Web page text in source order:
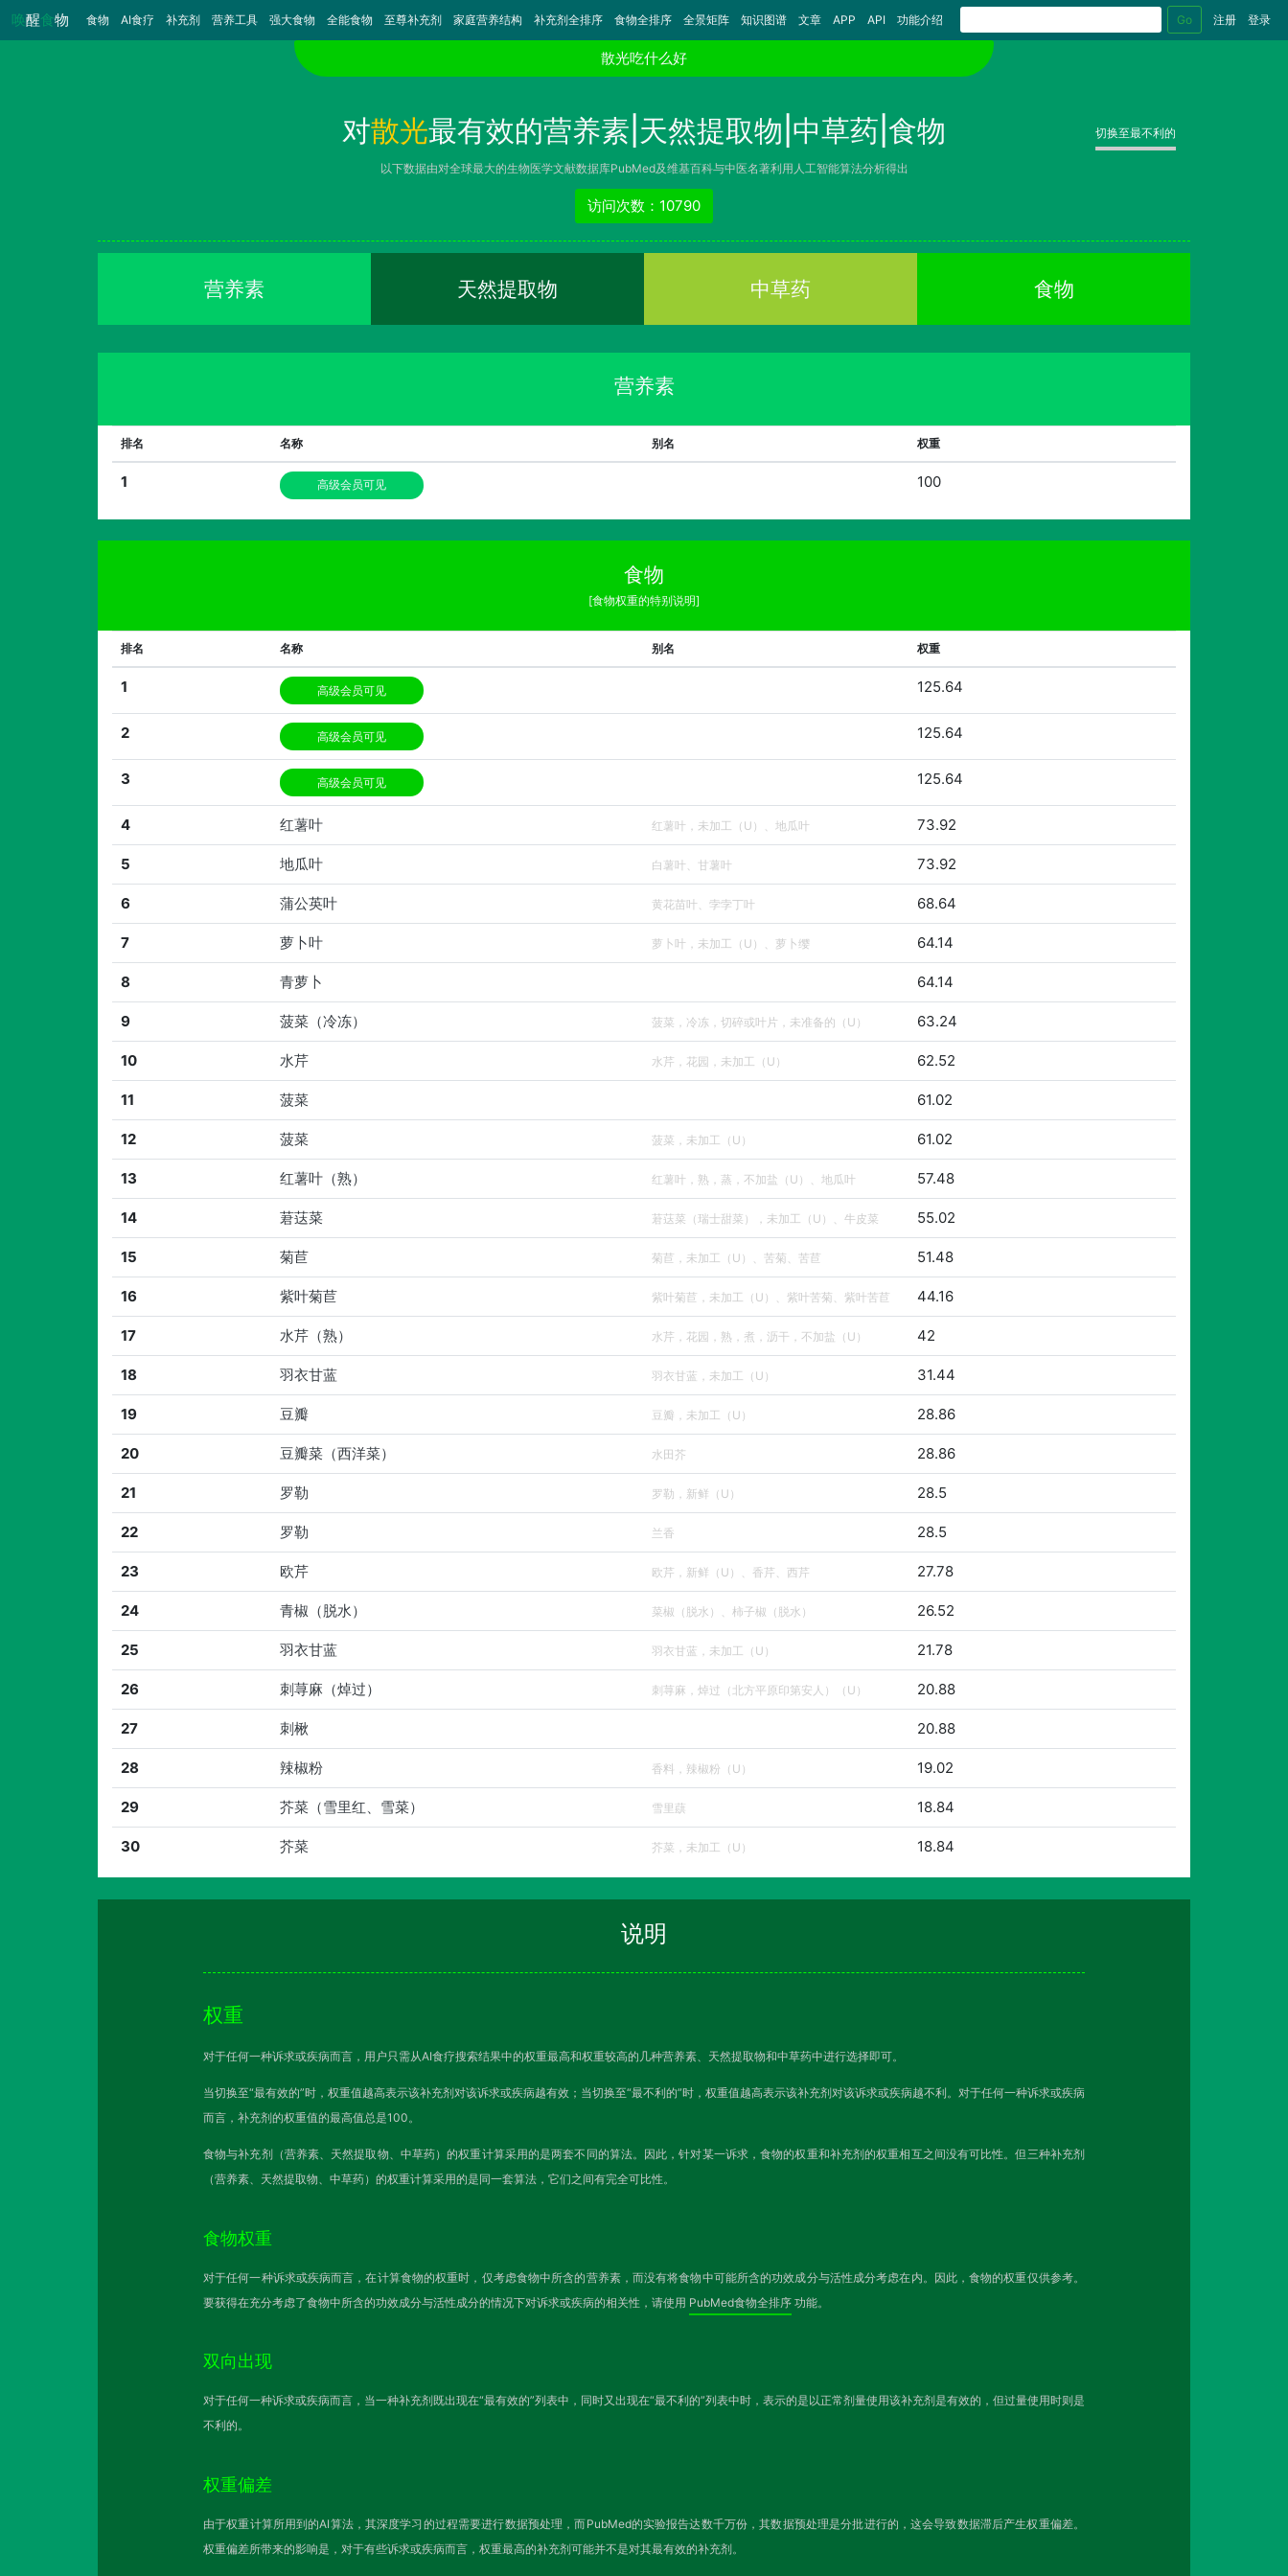
唤醒食物 食物 （当前）
AI食疗 补充剂 营养工具 强大食物 全能食物 至尊补充剂 家庭营养结构 补充剂全排序 食物全排序 全景矩阵 知识图谱 文章 APP API 功能介绍 Go 注册 登录
散光吃什么好
对散光最有效的营养素|天然提取物|中草药|食物 切换至最不利的
以下数据由对全球最大的生物医学文献数据库PubMed及维基百科与中医名著利用人工智能算法分析得出
访问次数：10790
营养素 天然提取物 中草药 食物
营养素
排名 名称 别名 权重
1 高级会员可见 100
食物
[食物权重的特别说明]
排名 名称 别名 权重
1 高级会员可见 125.64
2 高级会员可见 125.64
3 高级会员可见 125.64
4 红薯叶 红薯叶，未加工（U）、地瓜叶 73.92
5 地瓜叶 白薯叶、甘薯叶 73.92
6 蒲公英叶 黄花苗叶、孛孛丁叶 68.64
7 萝卜叶 萝卜叶，未加工（U）、萝卜缨 64.14
8 青萝卜 64.14
9 菠菜（冷冻） 菠菜，冷冻，切碎或叶片，未准备的（U） 63.24
10 水芹 水芹，花园，未加工（U） 62.52
11 菠菜 61.02
12 菠菜 菠菜，未加工（U） 61.02
13 红薯叶（熟） 红薯叶，熟，蒸，不加盐（U）、地瓜叶 57.48
14 莙荙菜 莙荙菜（瑞士甜菜），未加工（U）、牛皮菜 55.02
15 菊苣 菊苣，未加工（U）、苦菊、苦苣 51.48
16 紫叶菊苣 紫叶菊苣，未加工（U）、紫叶苦菊、紫叶苦苣 44.16
17 水芹（熟） 水芹，花园，熟，煮，沥干，不加盐（U） 42
18 羽衣甘蓝 羽衣甘蓝，未加工（U） 31.44
19 豆瓣 豆瓣，未加工（U） 28.86
20 豆瓣菜（西洋菜） 水田芥 28.86
21 罗勒 罗勒，新鲜（U） 28.5
22 罗勒 兰香 28.5
23 欧芹 欧芹，新鲜（U）、香芹、西芹 27.78
24 青椒（脱水） 菜椒（脱水）、柿子椒（脱水） 26.52
25 羽衣甘蓝 羽衣甘蓝，未加工（U） 21.78
26 刺荨麻（焯过） 刺荨麻，焯过（北方平原印第安人）（U） 20.88
27 刺楸 20.88
28 辣椒粉 香料，辣椒粉（U） 19.02
29 芥菜（雪里红、雪菜） 雪里蕻 18.84
30 芥菜 芥菜，未加工（U） 18.84
说明
权重
对于任何一种诉求或疾病而言，用户只需从AI食疗搜索结果中的权重最高和权重较高的几种营养素、天然提取物和中草药中进行选择即可。
当切换至“最有效的”时，权重值越高表示该补充剂对该诉求或疾病越有效；当切换至“最不利的”时，权重值越高表示该补充剂对该诉求或疾病越不利。对于任何一种诉求或疾病
而言，补充剂的权重值的最高值总是100。
食物与补充剂（营养素、天然提取物、中草药）的权重计算采用的是两套不同的算法。因此，针对某一诉求，食物的权重和补充剂的权重相互之间没有可比性。但三种补充剂
（营养素、天然提取物、中草药）的权重计算采用的是同一套算法，它们之间有完全可比性。
食物权重
对于任何一种诉求或疾病而言，在计算食物的权重时，仅考虑食物中所含的营养素，而没有将食物中可能所含的功效成分与活性成分考虑在内。因此，食物的权重仅供参考。
要获得在充分考虑了食物中所含的功效成分与活性成分的情况下对诉求或疾病的相关性，请使用 PubMed食物全排序 功能。
双向出现
对于任何一种诉求或疾病而言，当一种补充剂既出现在“最有效的”列表中，同时又出现在“最不利的”列表中时，表示的是以正常剂量使用该补充剂是有效的，但过量使用时则是
不利的。
权重偏差
由于权重计算所用到的AI算法，其深度学习的过程需要进行数据预处理，而PubMed的实验报告达数千万份，其数据预处理是分批进行的，这会导致数据滞后产生权重偏差。
权重偏差所带来的影响是，对于有些诉求或疾病而言，权重最高的补充剂可能并不是对其最有效的补充剂。